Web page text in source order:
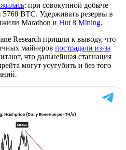
: при совокупной добыче
BTC. Удерживать резервы в
Marathon и Hut 8 Mining.
Research пришли к выводу, что
майнеров пострадали из-за
что дальнейшая стагнация
могут усугубить и без того